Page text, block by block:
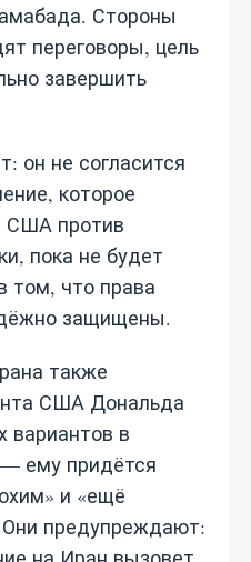
Стороны
переговоры, цель
завершить
он не согласится
которое
США против
пока не будет
том, что права
защищены.
также
США Дональда
вариантов в
ему придётся
и «ещё
предупреждают: